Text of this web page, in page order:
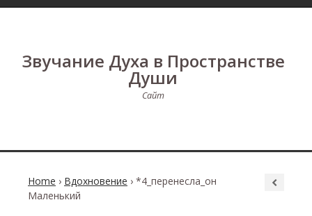
Звучание Духа в Пространстве
Души
Сайт
Home › Вдохновение › *4_перенесла_он
Маленький